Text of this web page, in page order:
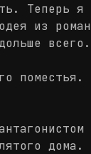
Теперь я
из
всего.
дома.